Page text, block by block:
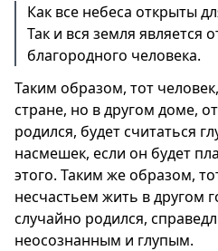
Как все небеса открыты
Так и вся земля является
благородного человека.
Таким образом, тот
стране, но в другом доме,
родился, будет считаться
насмешек, если он будет
этого. Таким же образом,
несчастьем жить в другом
случайно родился,
неосознанным и глупым.